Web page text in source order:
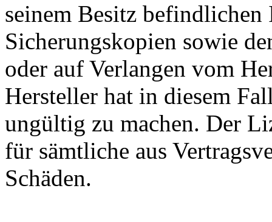
seinem Besitz
Sicherungskopien sowie
oder auf Verlangen vom
Hersteller hat in diesem
ungültig zu machen. Der
für sämtliche aus
Schäden.